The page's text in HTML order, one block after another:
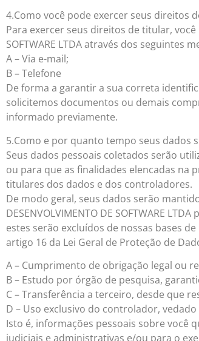
4.Como você pode exercer seus direitos
Para exercer seus direitos de titular, você
SOFTWARE LTDA através dos seguintes
A – Via e-mail;
B – Telefone
De forma a garantir a sua correta
solicitemos documentos ou demais
informado previamente.
5.Como e por quanto tempo seus dados
Seus dados pessoais coletados serão
ou para que as finalidades elencadas na
titulares dos dados e dos controladores.
De modo geral, seus dados serão
DESENVOLVIMENTO DE SOFTWARE
estes serão excluídos de nossas bases
artigo 16 da Lei Geral de Proteção de
A – Cumprimento de obrigação legal ou
B – Estudo por órgão de pesquisa,
C – Transferência a terceiro, desde que
D – Uso exclusivo do controlador,
Isto é, informações pessoais sobre você
judiciais e administrativas e/ou para o